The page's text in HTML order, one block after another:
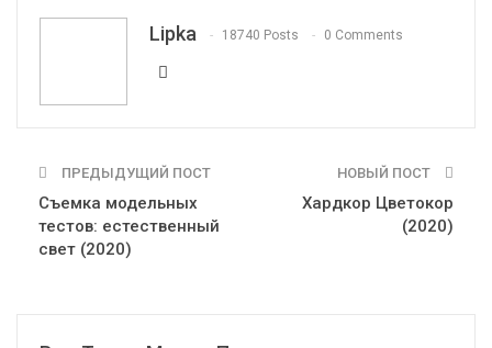
Lipka 18740 Posts 0 Comments
ПРЕДЫДУЩИЙ ПОСТ
Съемка модельных
тестов: естественный
свет (2020)
НОВЫЙ ПОСТ
Хардкор Цветокор
(2020)